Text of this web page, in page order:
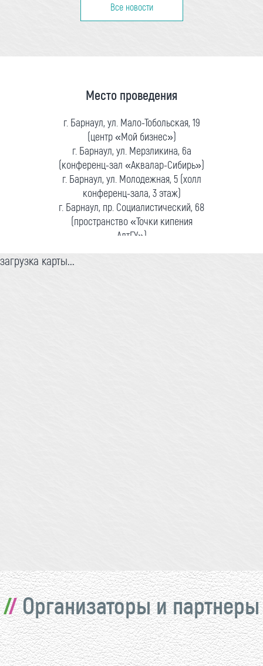
Все новости
Место проведения
г. Барнаул, ул. Мало-Тобольская, 19
(центр «Мой бизнес»)
г. Барнаул, ул. Мерзликина, 6а
(конференц-зал «Аквалар-Сибирь»)
г. Барнаул, ул. Молодежная, 5 (холл
конференц-зала, 3 этаж)
г. Барнаул, пр. Социалистический, 68
(пространство «Точки кипения
АлтГУ»)
загрузка карты...
Организаторы и партнеры